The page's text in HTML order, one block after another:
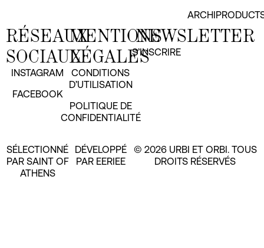
NEWSLETTER
S’INSCRIRE
MENTIONS
LÉGALES
CONDITIONS
D’UTILISATION
POLITIQUE DE
CONFIDENTIALITÉ
RÉSEAUX
SOCIAUX
INSTAGRAM
FACEBOOK
© 2026 URBI ET ORBI. TOUS
DROITS RÉSERVÉS
SÉLECTIONNÉ
PAR SAINT OF
ATHENS
DÉVELOPPÉ
PAR EERIEE